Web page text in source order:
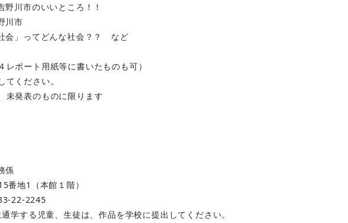
のいいところ！！
市
てどんな社会？？ など
ポート用紙等に書いたものも可）
ください。
未発表のものに限ります
係
地1（本館１階）
22-2245
学する児童、生徒は、作品を学校に提出してください。